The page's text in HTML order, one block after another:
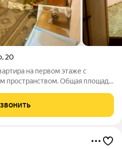
, 20
на первом этаже с
пространством. Общая площадь
вход из